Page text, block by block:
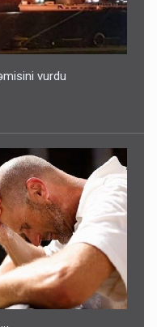
biləcəksiniz -
detalları açıqladı
vurdu